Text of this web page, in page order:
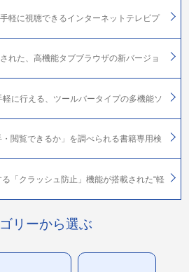
軽に視聴できるインターネットテレビプ
れた、高機能タブブラウザの新バージョ
に行える、ツールバータイプの多機能ソ
・閲覧できるか」を調べられる書籍専用検
「クラッシュ防止」機能が搭載された“軽
リーから選ぶ